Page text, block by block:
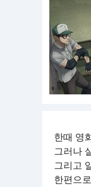
한때 영
그러나
그리고
한편으